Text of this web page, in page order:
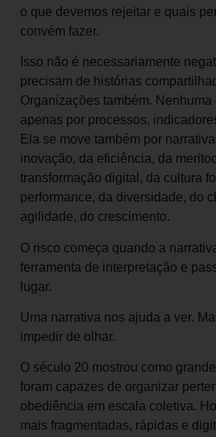
o que devemos rejeitar e quais
convém fazer.
Isso não é necessariamente
precisam de histórias
Organizações também. Nenhuma
apenas por processos,
Ela se move também por
inovação, da eficiência, da
transformação digital, da cultura
performance, da diversidade, do
agilidade, do crescimento.
O risco começa quando a
ferramenta de interpretação e
lugar.
Uma narrativa nos ajuda a ver.
impedir de olhar.
O século 20 mostrou como
foram capazes de organizar
obediência em escala coletiva.
mais fragmentadas, rápidas e